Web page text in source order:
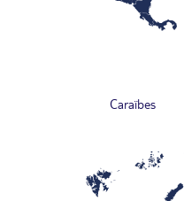
Caraïbes